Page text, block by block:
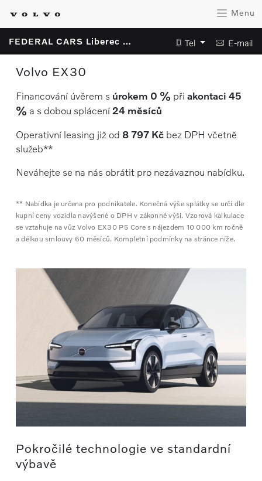
Menu
FEDERAL CARS Liberec s.r.o. Tel E-mail
Volvo EX30
Financování úvěrem s úrokem 0 % při akontaci 45
% a s dobou splácení 24 měsíců
Operativní leasing již od 8 797 Kčbez DPH včetně
služeb**
Neváhejte se na nás obrátit pro nezávaznou nabídku.
** Nabídka je určena pro podnikatele. Konečná výše splátky se určí dle
kupní ceny vozidla navýšené o DPH v zákonné výši. Vzorová kalkulace
se vztahuje na vůz Volvo EX30 P5 Core s nájezdem 10 000 km ročně
a délkou smlouvy 60 měsíců. Kompletní podmínky na stránce níže.
Pokročilé technologie ve standardní
výbavě